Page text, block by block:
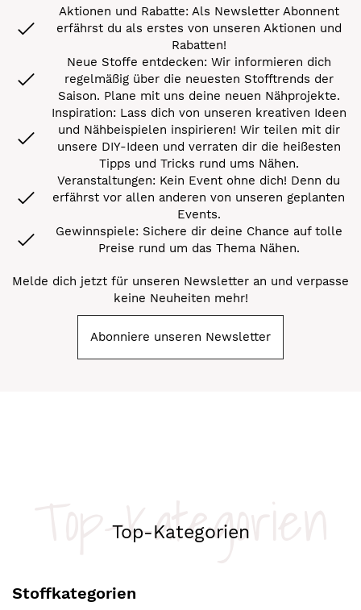
Aktionen und Rabatte: Als Newsletter Abonnent
erfährst du als erstes von unseren Aktionen und
Rabatten!
Neue Stoffe entdecken: Wir informieren dich
regelmäßig über die neuesten Stofftrends der
Saison. Plane mit uns deine neuen Nähprojekte.
Inspiration: Lass dich von unseren kreativen Ideen
und Nähbeispielen inspirieren! Wir teilen mit dir
unsere DIY-Ideen und verraten dir die heißesten
Tipps und Tricks rund ums Nähen.
Veranstaltungen: Kein Event ohne dich! Denn du
erfährst vor allen anderen von unseren geplanten
Events.
Gewinnspiele: Sichere dir deine Chance auf tolle
Preise rund um das Thema Nähen.
Melde dich jetzt für unseren Newsletter an und verpasse
keine Neuheiten mehr!
Abonniere unseren Newsletter
Top-Kategorien
Top-Kategorien
Stoffkategorien